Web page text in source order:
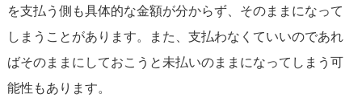
を支払う側も具体的な金額が分からず、そのままになって
しまうことがあります。また、支払わなくていいのであれ
ばそのままにしておこうと未払いのままになってしまう可
能性もあります。